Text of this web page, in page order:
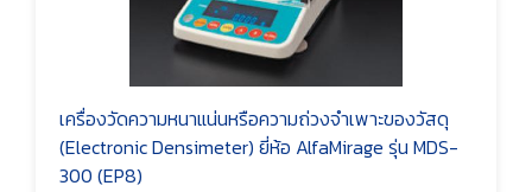
เครื่องวัดความหนาแน่นหรือความถ่วงจำเพาะของวัสดุ
(Electronic Densimeter) ยี่ห้อ AlfaMirage รุ่น MDS-
300 (EP8)